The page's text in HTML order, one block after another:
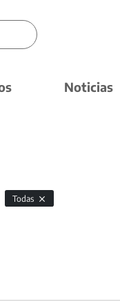
Noticias
Todas